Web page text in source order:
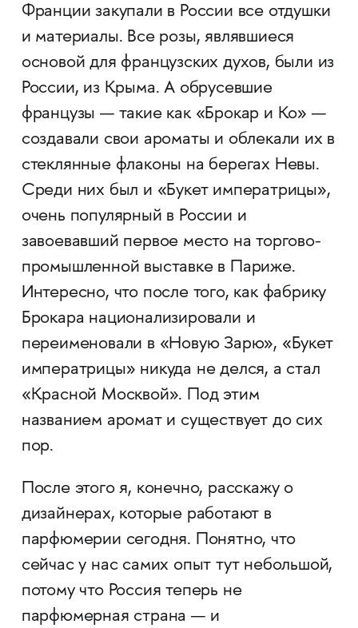
Франции закупали в России все отдушки
и материалы. Все розы, являвшиеся
основой для французских духов, были из
России, из Крыма. А обрусевшие
французы — такие как «Брокар и Ко» —
создавали свои ароматы и облекали их в
стеклянные флаконы на берегах Невы.
Среди них был и «Букет императрицы»,
очень популярный в России и
завоевавший первое место на торгово-
промышленной выставке в Париже.
Интересно, что после того, как фабрику
Брокара национализировали и
переименовали в «Новую Зарю», «Букет
императрицы» никуда не делся, а стал
«Красной Москвой». Под этим
названием аромат и существует до сих
пор.
После этого я, конечно, расскажу о
дизайнерах, которые работают в
парфюмерии сегодня. Понятно, что
сейчас у нас самих опыт тут небольшой,
потому что Россия теперь не
парфюмерная страна — и